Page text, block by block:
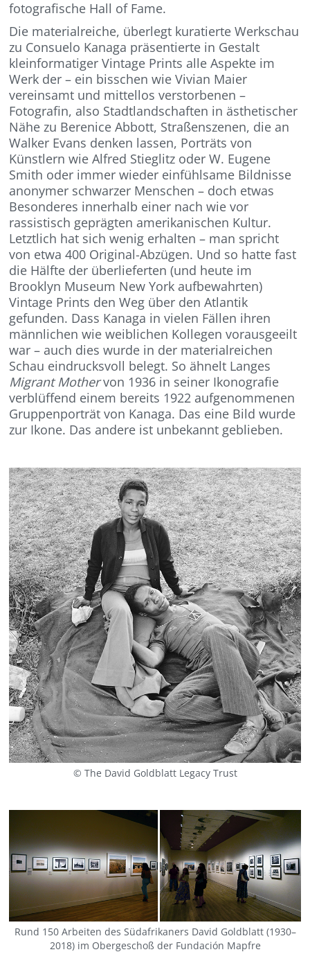
fotografische Hall of Fame.
Die materialreiche, überlegt kuratierte Werkschau
zu Consuelo Kanaga präsentierte in Gestalt
kleinformatiger Vintage Prints alle Aspekte im
Werk der – ein bisschen wie Vivian Maier
vereinsamt und mittellos verstorbenen –
Fotografin, also Stadtlandschaften in ästhetischer
Nähe zu Berenice Abbott, Straßenszenen, die an
Walker Evans denken lassen, Porträts von
Künstlern wie Alfred Stieglitz oder W. Eugene
Smith oder immer wieder einfühlsame Bildnisse
anonymer schwarzer Menschen – doch etwas
Besonderes innerhalb einer nach wie vor
rassistisch geprägten amerikanischen Kultur.
Letztlich hat sich wenig erhalten – man spricht
von etwa 400 Original-Abzügen. Und so hatte fast
die Hälfte der überlieferten (und heute im
Brooklyn Museum New York aufbewahrten)
Vintage Prints den Weg über den Atlantik
gefunden. Dass Kanaga in vielen Fällen ihren
männlichen wie weiblichen Kollegen vorausgeeilt
war – auch dies wurde in der materialreichen
Schau eindrucksvoll belegt. So ähnelt Langes
Migrant Mothervon 1936 in seiner Ikonografie
verblüffend einem bereits 1922 aufgenommenen
Gruppenporträt von Kanaga. Das eine Bild wurde
zur Ikone. Das andere ist unbekannt geblieben.
© The David Goldblatt Legacy Trust
Rund 150 Arbeiten des Südafrikaners David Goldblatt (1930–
2018) im Obergeschoß der Fundación Mapfre